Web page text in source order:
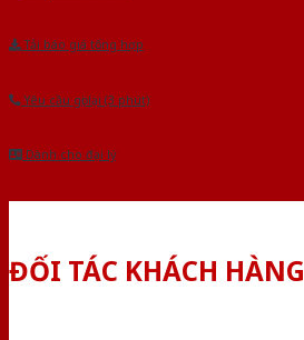
Tải báo giá tổng hợp
Yêu cầu gọi lại (3 phút)
Dành cho đại lý
ĐỐI TÁC KHÁCH HÀNG